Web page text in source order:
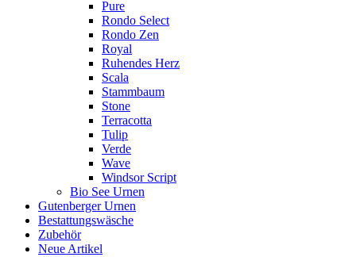
Pure
Rondo Select
Rondo Zen
Royal
Ruhendes Herz
Scala
Stammbaum
Stone
Terracotta
Tulip
Verde
Wave
Windsor Script
Bio See Urnen
Gutenberger Urnen
Bestattungswäsche
Zubehör
Neue Artikel